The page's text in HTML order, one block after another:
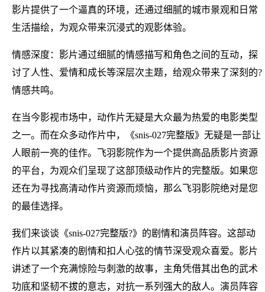
影片提供了一个逼真的环境，还通过细腻的城市景观和日常
生活描绘，为观众带来沉浸式的观影体验。
情感深度：影片通过细腻的情感描写和角色之间的互动，探
讨了人性、爱情和成长等深层次主题，给观众带来了深刻的?
情感共鸣。
在当今影视市场中，动作片无疑是大众最为热爱的电影类型
之一。而在众多动作片中，《snis-027完整版》无疑是一部让
人眼前一亮的佳作。飞羽影院作为一个提供高品质影片资源
的平台，为观众们呈现了这部顶级动作片的完整版。如果您
还在为寻找高清动作片资源而烦恼，那么飞羽影院绝对是您
的最佳选择。
我们来谈谈《snis-027完整版?》的剧情和演员阵容。这部动
作片以其紧凑的剧情和扣人心弦的情节深受观众喜爱。影片
讲述了一个充满惊险与刺激的故事，主角凭借其出色的武术
功底和坚韧不拔的意志，对抗一系列强大的敌人。演员阵容